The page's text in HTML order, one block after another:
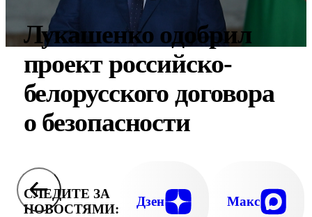
Лукашенко одобрил
проект российско-
белорусского договора
о безопасности
СЛЕДИТЕ ЗА
НОВОСТЯМИ:
Дзен Макс